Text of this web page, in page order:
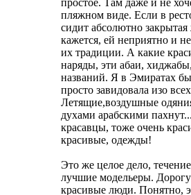
пляжном виде. Если в
сидит абсолютно
кажется, ей неприятно и
их традиции. А какие
наряды, эти абаи,
названий. Я в Эмиратах
просто завидовала изо
Летящие,воздушные
духами арабскими
красавцы, тоже очень
красивые, одежды!
Это же целое дело,
лучшие модельеры.
красивые люди. Понятно,